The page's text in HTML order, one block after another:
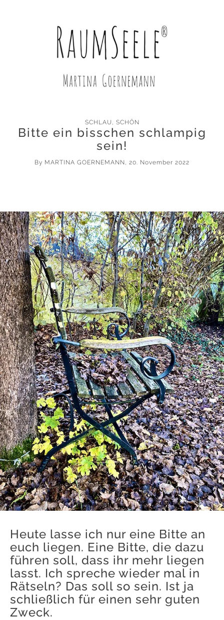
SCHLAU , SCHÖN
Bitte ein bisschen schlampig
sein!
By MARTINA GOERNEMANN , 20. November 2022
Heute lasse ich nur eine Bitte an
euch liegen. Eine Bitte, die dazu
führen soll, dass ihr mehr liegen
lasst. Ich spreche wieder mal in
Rätseln? Das soll so sein. Ist ja
schließlich für einen sehr guten
Zweck.